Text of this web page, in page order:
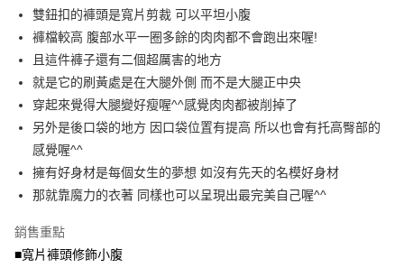
1.分期款項不併入電信帳單，「大哥付你分期」於每月結算日後寄送繳費提
醒簡訊。
2.透過簡訊連結打開帳單後，可選擇「超商條碼／台灣大直營門市／銀行轉
帳／街口支付／iPASS MONEY」等通路繳費。
【注意事項】
1.本服務係由「台灣大哥大股份有限公司」（以下簡稱本公司）所提供，讓
用戶於交易時，得透過本服務購買商品或服務，並由商店將買賣／分期付款
2.基於同意付款使用「大哥付你分期」之契約關係目的，商店將以您的個人
資料（包含姓名、電話或地址）提供予台灣大哥大進項蒐集、處理及利用，
由本公司與您本人進行分期帳單所需資料之確認、核對及更正。
3.完整用戶服務條款，請詳閱以下連結：https://oppay.tw/userRule
【「AFTEE先享後付」結帳流程】
１．於結帳方式選擇「AFTEE先享後付」後，將跳轉至「AFTEE先享後付」
結帳頁面，進行簡訊認證並確認金額後，即可完成結帳。
２．訂單成立數日內，您將收到繳費通知簡訊。
３．收到繳費通知簡訊後14天內，點擊此簡訊中的連結，可透過四大超商／
ATM／網路銀行／等多元方式進行付款，方視為交易完成。
※ 請注意：結帳手續完成當下不需立刻繳費，但若您需要取消訂單，請聯絡
購買商品的店家。未經商家同意取消之訂單仍視為有效，需透過AFTEE先享
後付繳納相關費用。
是否繳費成功／繳費後需取消欲退款等相關疑問，請聯繫「AFTEE先享後付
客戶支援中心」https://netprotections.freshdesk.com/support/home
【注意事項】
易，需依本服務之必要範圍內提供個人資料，並將交易相關給付款項請求債
每筆NT$70，滿NT$699(含以上)免運費
付款後全家取貨
7-11取貨付款
每筆NT$70，滿NT$799(含以上)免運費
每筆NT$70，滿NT$699(含以上)免運費
雙鈕扣的褲頭是寬片剪裁 可以平坦小腹
褲檔較高 腹部水平一圈多餘的肉肉都不會跑出來喔!
且這件褲子還有二個超厲害的地方
就是它的刷黃處是在大腿外側 而不是大腿正中央
穿起來覺得大腿變好瘦喔^^感覺肉肉都被削掉了
另外是後口袋的地方 因口袋位置有提高 所以也會有托高臀部的
感覺喔^^
擁有好身材是每個女生的夢想 如沒有先天的名模好身材
那就靠魔力的衣著 同樣也可以呈現出最完美自己喔^^
銷售重點
■寬片褲頭修飾小腹